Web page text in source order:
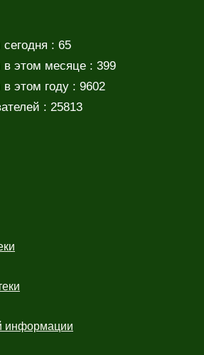
сегодня : 65
в этом месяце : 399
в этом году : 9602
: 25813
информации